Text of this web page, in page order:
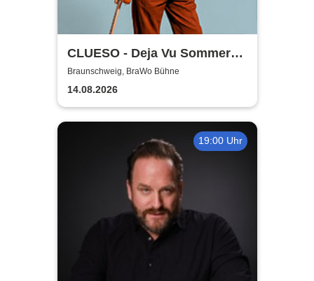
CLUESO - Deja Vu Sommer
Open Air
Braunschweig, BraWo Bühne
14.08.2026
19:00 Uhr